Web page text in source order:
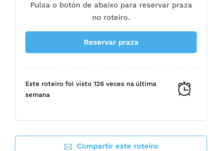
Pulsa o botón de abaixo para reservar praza
no roteiro.
Reservar praza
Este roteiro foi visto 126 veces na última
semana
Compartir este roteiro